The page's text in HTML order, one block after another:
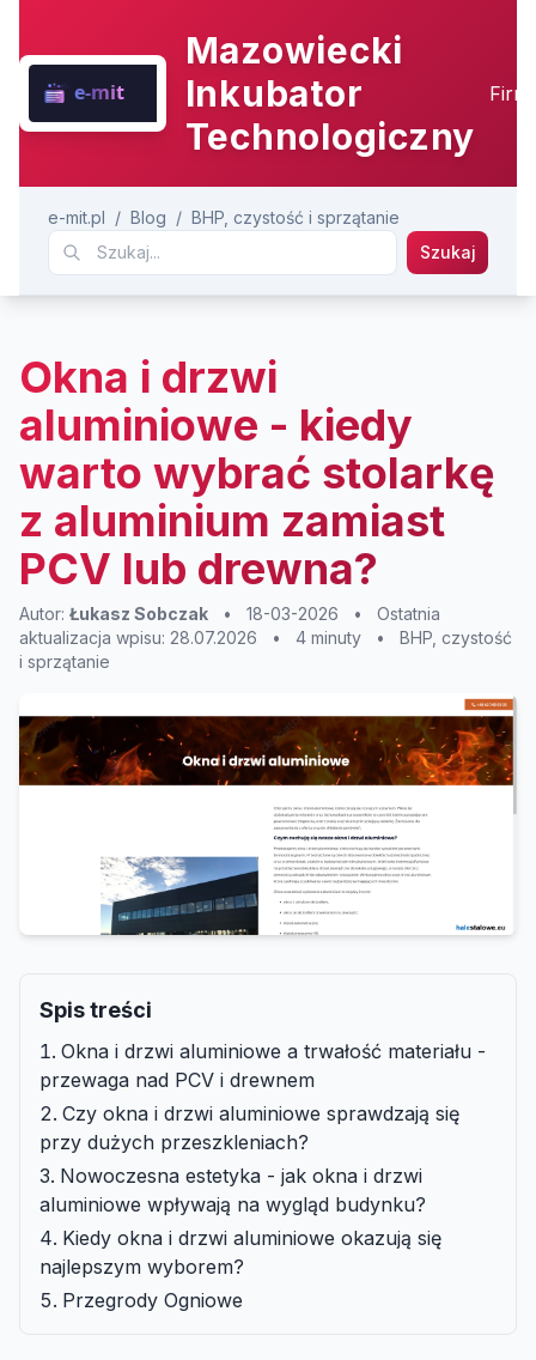
Mazowiecki
Inkubator
Technologiczny
e-mit.pl / Blog / BHP, czystość i sprzątanie
Szukaj
Okna i drzwi
aluminiowe - kiedy
warto wybrać stolarkę
z aluminium zamiast
PCV lub drewna?
Autor: Łukasz Sobczak • 18-03-2026 •
Ostatnia
aktualizacja wpisu: 28.07.2026
• 4 minuty •
BHP, czystość
i sprzątanie
Spis treści
Okna i drzwi aluminiowe a trwałość materiału -
przewaga nad PCV i drewnem
Czy okna i drzwi aluminiowe sprawdzają się
przy dużych przeszkleniach?
Nowoczesna estetyka - jak okna i drzwi
aluminiowe wpływają na wygląd budynku?
Kiedy okna i drzwi aluminiowe okazują się
najlepszym wyborem?
Przegrody Ogniowe